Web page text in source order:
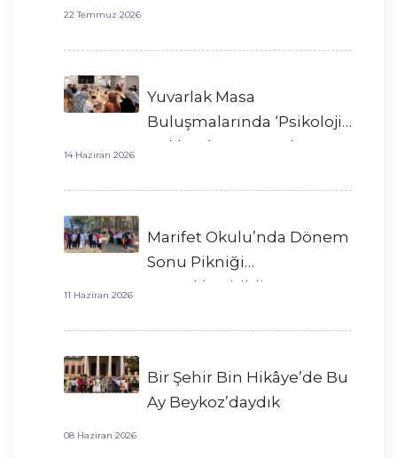
22 Temmuz 2026
Yuvarlak Masa
Buluşmalarında ‘Psikoloji’
Hakkında Konuştuk
14 Haziran 2026
Marifet Okulu’nda Dönem
Sonu Pikniği
Gerçekleştirildi!
11 Haziran 2026
Bir Şehir Bin Hikâye’de Bu
Ay Beykoz’daydık
08 Haziran 2026